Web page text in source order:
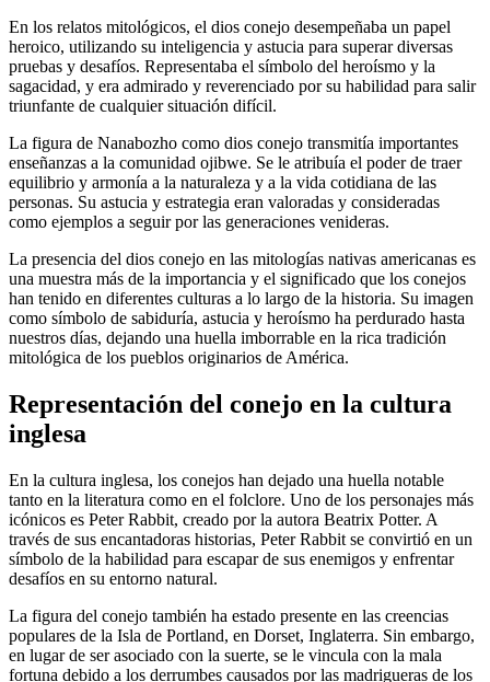
En los relatos mitológicos, el dios conejo desempeñaba un papel
heroico, utilizando su inteligencia y astucia para superar diversas
pruebas y desafíos. Representaba el símbolo del heroísmo y la
sagacidad, y era admirado y reverenciado por su habilidad para salir
triunfante de cualquier situación difícil.
La figura de Nanabozho como dios conejo transmitía importantes
enseñanzas a la comunidad ojibwe. Se le atribuía el poder de traer
equilibrio y armonía a la naturaleza y a la vida cotidiana de las
personas. Su astucia y estrategia eran valoradas y consideradas
como ejemplos a seguir por las generaciones venideras.
La presencia del dios conejo en las mitologías nativas americanas es
una muestra más de la importancia y el significado que los conejos
han tenido en diferentes culturas a lo largo de la historia. Su imagen
como símbolo de sabiduría, astucia y heroísmo ha perdurado hasta
nuestros días, dejando una huella imborrable en la rica tradición
mitológica de los pueblos originarios de América.
Representación del conejo en la cultura
inglesa
En la cultura inglesa, los conejos han dejado una huella notable
tanto en la literatura como en el folclore. Uno de los personajes más
icónicos es Peter Rabbit, creado por la autora Beatrix Potter. A
través de sus encantadoras historias, Peter Rabbit se convirtió en un
símbolo de la habilidad para escapar de sus enemigos y enfrentar
desafíos en su entorno natural.
La figura del conejo también ha estado presente en las creencias
populares de la Isla de Portland, en Dorset, Inglaterra. Sin embargo,
en lugar de ser asociado con la suerte, se le vincula con la mala
fortuna debido a los derrumbes causados por las madrigueras de los